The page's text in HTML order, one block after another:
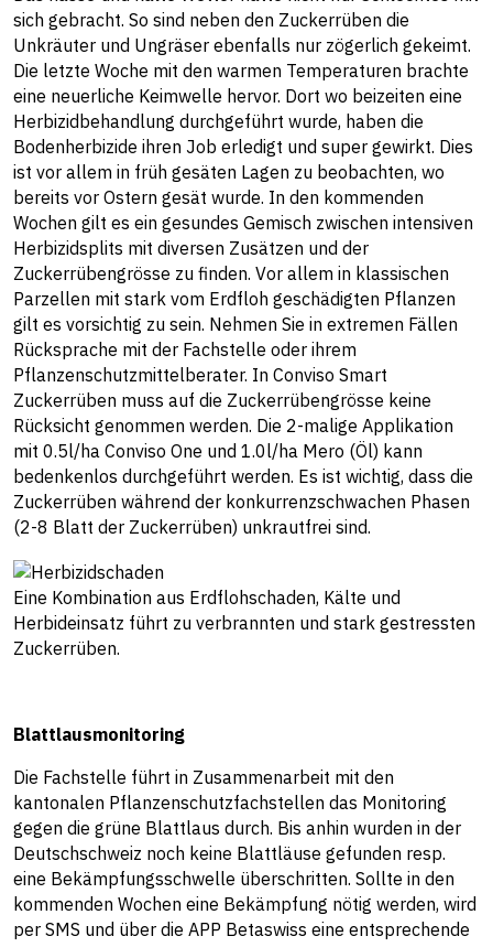
sich gebracht. So sind neben den Zuckerrüben die
Unkräuter und Ungräser ebenfalls nur zögerlich gekeimt.
Die letzte Woche mit den warmen Temperaturen brachte
eine neuerliche Keimwelle hervor. Dort wo beizeiten eine
Herbizidbehandlung durchgeführt wurde, haben die
Bodenherbizide ihren Job erledigt und super gewirkt. Dies
ist vor allem in früh gesäten Lagen zu beobachten, wo
bereits vor Ostern gesät wurde. In den kommenden
Wochen gilt es ein gesundes Gemisch zwischen intensiven
Herbizidsplits mit diversen Zusätzen und der
Zuckerrübengrösse zu finden. Vor allem in klassischen
Parzellen mit stark vom Erdfloh geschädigten Pflanzen
gilt es vorsichtig zu sein. Nehmen Sie in extremen Fällen
Rücksprache mit der Fachstelle oder ihrem
Pflanzenschutzmittelberater. In Conviso Smart
Zuckerrüben muss auf die Zuckerrübengrösse keine
Rücksicht genommen werden. Die 2-malige Applikation
mit 0.5l/ha Conviso One und 1.0l/ha Mero (Öl) kann
bedenkenlos durchgeführt werden. Es ist wichtig, dass die
Zuckerrüben während der konkurrenzschwachen Phasen
(2-8 Blatt der Zuckerrüben) unkrautfrei sind.
Eine Kombination aus Erdflohschaden, Kälte und
Herbideinsatz führt zu verbrannten und stark gestressten
Zuckerrüben.
Blattlausmonitoring
Die Fachstelle führt in Zusammenarbeit mit den
kantonalen Pflanzenschutzfachstellen das Monitoring
gegen die grüne Blattlaus durch. Bis anhin wurden in der
Deutschschweiz noch keine Blattläuse gefunden resp.
eine Bekämpfungsschwelle überschritten. Sollte in den
kommenden Wochen eine Bekämpfung nötig werden, wird
per SMS und über die APP Betaswiss eine entsprechende